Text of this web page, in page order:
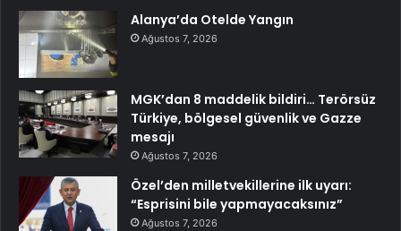
Alanya’da Otelde Yangın
Ağustos 7, 2026
MGK’dan 8 maddelik bildiri… Terörsüz
Türkiye, bölgesel güvenlik ve Gazze
mesajı
Ağustos 7, 2026
Özel’den milletvekillerine ilk uyarı:
“Esprisini bile yapmayacaksınız”
Ağustos 7, 2026